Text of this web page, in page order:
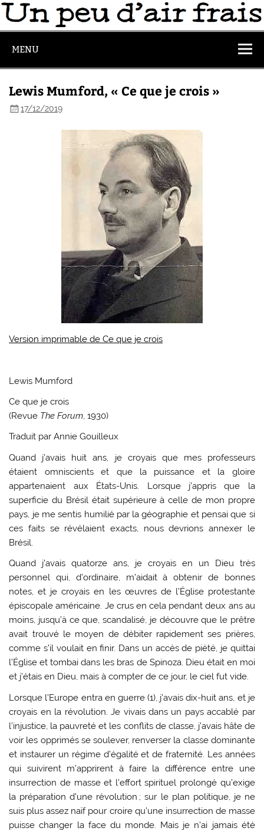
MENU
Lewis Mumford, « Ce que je crois »
17/12/2019
Version imprimable de Ce que je crois
Lewis Mumford
Ce que je crois
(Revue The Forum, 1930)
Traduit par Annie Gouilleux
Quand j’avais huit ans, je croyais que mes professeurs
étaient omniscients et que la puissance et la gloire
appartenaient aux États-Unis. Lorsque j’appris que la
superficie du Brésil était supérieure à celle de mon propre
pays, je me sentis humilié par la géographie et pensai que si
ces faits se révélaient exacts, nous devrions annexer le
Brésil.
Quand j’avais quatorze ans, je croyais en un Dieu très
personnel qui, d’ordinaire, m’aidait à obtenir de bonnes
notes, et je croyais en les œuvres de l’Église protestante
épiscopale américaine. Je crus en cela pendant deux ans au
moins, jusqu’à ce que, scandalisé, je découvre que le prêtre
avait trouvé le moyen de débiter rapidement ses prières,
comme s’il voulait en finir. Dans un accès de piété, je quittai
l’Église et tombai dans les bras de Spinoza. Dieu était en moi
et j’étais en Dieu, mais à compter de ce jour, le ciel fut vide.
Lorsque l’Europe entra en guerre (1), j’avais dix-huit ans, et je
croyais en la révolution. Je vivais dans un pays accablé par
l’injustice, la pauvreté et les conflits de classe, j’avais hâte de
voir les opprimés se soulever, renverser la classe dominante
et instaurer un régime d’égalité et de fraternité. Les années
qui suivirent m’apprirent à faire la différence entre une
insurrection de masse et l’effort spirituel prolongé qu’exige
la préparation d’une révolution ; sur le plan politique, je ne
suis plus assez naïf pour croire qu’une insurrection de masse
puisse changer la face du monde. Mais je n’ai jamais été